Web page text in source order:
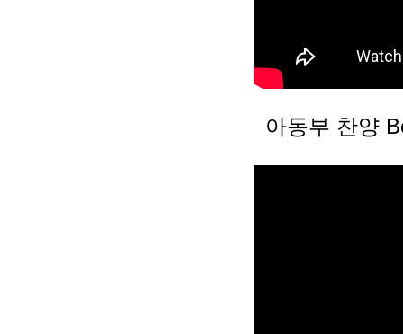
아동부 찬양